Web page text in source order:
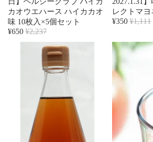
カオウエハース ハイカカオ
味 10枚入×5個セット
¥650 ¥2,237
レクトマ
¥350 ¥1,111